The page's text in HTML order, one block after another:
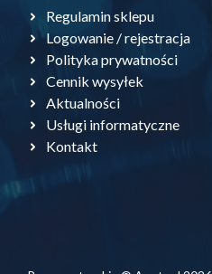
Regulamin sklepu
Logowanie / rejestracja
Polityka prywatności
Cennik wysyłek
Aktualności
Usługi informatyczne
Kontakt